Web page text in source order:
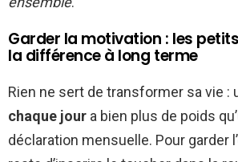
Garder la motivation : les
la différence à long terme
Rien ne sert de transformer sa vie :
chaque jour a bien plus de poids
déclaration mensuelle. Pour garder